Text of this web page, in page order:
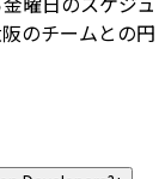
のチームとの円